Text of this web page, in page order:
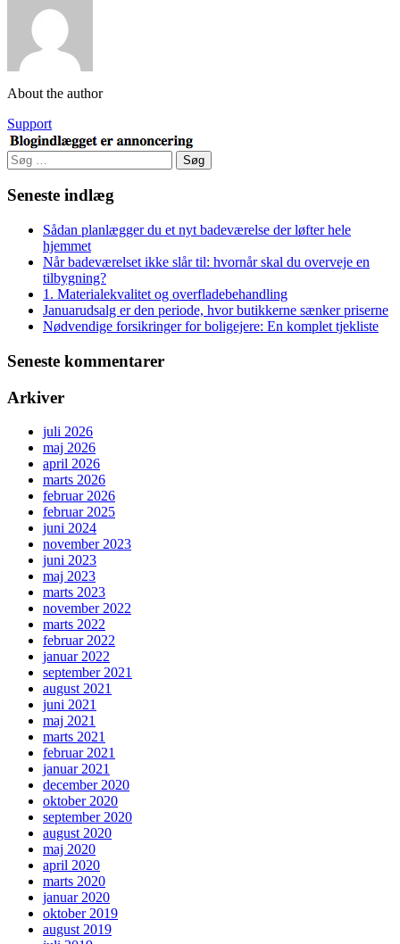
About the author
Support
Søg
efter:
Seneste indlæg
Sådan planlægger du et nyt badeværelse der løfter hele
hjemmet
Når badeværelset ikke slår til: hvornår skal du overveje en
tilbygning?
1. Materialekvalitet og overfladebehandling
Januarudsalg er den periode, hvor butikkerne sænker priserne
Nødvendige forsikringer for boligejere: En komplet tjekliste
Seneste kommentarer
Arkiver
juli 2026
maj 2026
april 2026
marts 2026
februar 2026
februar 2025
juni 2024
november 2023
juni 2023
maj 2023
marts 2023
november 2022
marts 2022
februar 2022
januar 2022
september 2021
august 2021
juni 2021
maj 2021
marts 2021
februar 2021
januar 2021
december 2020
oktober 2020
september 2020
august 2020
maj 2020
april 2020
marts 2020
januar 2020
oktober 2019
august 2019